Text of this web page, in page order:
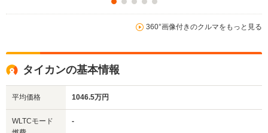
燃費
駆動方式
360°画像付きのクルマをもっと見る
タイカンの基本情報
平均価格 1046.5万円
WLTCモード
-